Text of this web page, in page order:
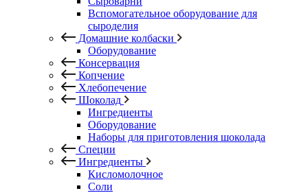
Вспомогательное оборудование для
сыроделия
Домашние колбаски
Оборудование
Консервация
Копчение
Хлебопечение
Шоколад
Ингредиенты
Оборудование
Наборы для приготовления шоколада
Специи
Ингредиенты
Кисломолочное
Соли